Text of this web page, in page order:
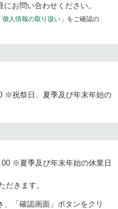
お問い合わせください。
個人情報の取り扱い 」をご確認の
※祝祭日、夏季及び年末年始の
※夏季及び年末年始の休業日
だきます。
「確認画面」ボタンをクリ